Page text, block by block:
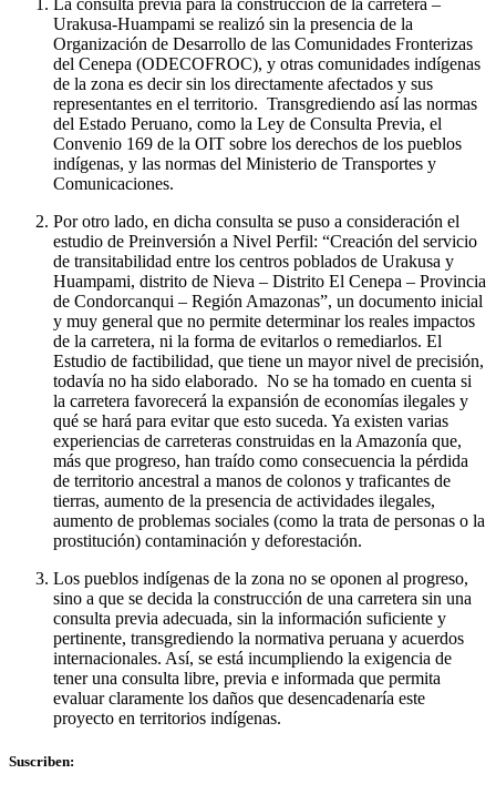
La consulta previa para la construcción de la carretera –
Urakusa-Huampami se realizó sin la presencia de la
Organización de Desarrollo de las Comunidades Fronterizas
del Cenepa (ODECOFROC), y otras comunidades indígenas
de la zona es decir sin los directamente afectados y sus
representantes en el territorio. Transgrediendo así las normas
del Estado Peruano, como la Ley de Consulta Previa, el
Convenio 169 de la OIT sobre los derechos de los pueblos
indígenas, y las normas del Ministerio de Transportes y
Comunicaciones.
Por otro lado, en dicha consulta se puso a consideración el
estudio de Preinversión a Nivel Perfil: “Creación del servicio
de transitabilidad entre los centros poblados de Urakusa y
Huampami, distrito de Nieva – Distrito El Cenepa – Provincia
de Condorcanqui – Región Amazonas”, un documento inicial
y muy general que no permite determinar los reales impactos
de la carretera, ni la forma de evitarlos o remediarlos. El
Estudio de factibilidad, que tiene un mayor nivel de precisión,
todavía no ha sido elaborado. No se ha tomado en cuenta si
la carretera favorecerá la expansión de economías ilegales y
qué se hará para evitar que esto suceda. Ya existen varias
experiencias de carreteras construidas en la Amazonía que,
más que progreso, han traído como consecuencia la pérdida
de territorio ancestral a manos de colonos y traficantes de
tierras, aumento de la presencia de actividades ilegales,
aumento de problemas sociales (como la trata de personas o la
prostitución) contaminación y deforestación.
Los pueblos indígenas de la zona no se oponen al progreso,
sino a que se decida la construcción de una carretera sin una
consulta previa adecuada, sin la información suficiente y
pertinente, transgrediendo la normativa peruana y acuerdos
internacionales. Así, se está incumpliendo la exigencia de
tener una consulta libre, previa e informada que permita
evaluar claramente los daños que desencadenaría este
proyecto en territorios indígenas.
Suscriben: